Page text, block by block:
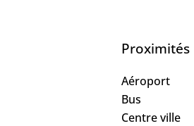
Proximités
Aéroport
Bus
Centre ville